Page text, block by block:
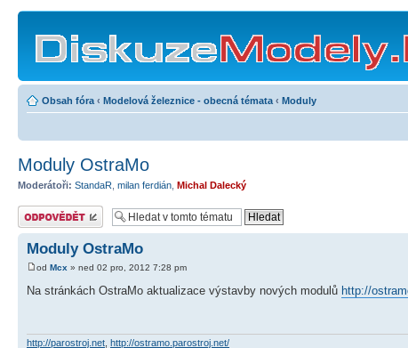
Obsah fóra ‹ Modelová železnice - obecná témata ‹ Moduly
Moduly OstraMo
Moderátoři: StandaR milan ferdián Michal Dalecký
Odeslat odpověď
Moduly OstraMo
od Mcx » ned 02 pro, 2012 7:28 pm
Na stránkách OstraMo aktualizace výstavby nových modulů http://
http://parostroj.net http://ostramo.parostroj.net/